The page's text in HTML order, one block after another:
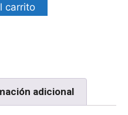
carrito
adicional